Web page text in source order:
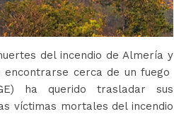
del incendio de Almería y
cerca de un fuego
ha querido trasladar sus
víctimas mortales del incendio